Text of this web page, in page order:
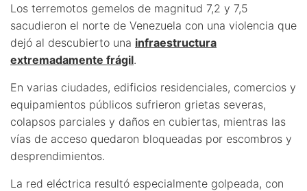
Los terremotos gemelos de magnitud 7,2 y 7,5
sacudieron el norte de Venezuela con una violencia que
dejó al descubierto una infraestructura
extremadamente frágil.
En varias ciudades, edificios residenciales, comercios y
equipamientos públicos sufrieron grietas severas,
colapsos parciales y daños en cubiertas, mientras las
vías de acceso quedaron bloqueadas por escombros y
desprendimientos.
La red eléctrica resultó especialmente golpeada, con